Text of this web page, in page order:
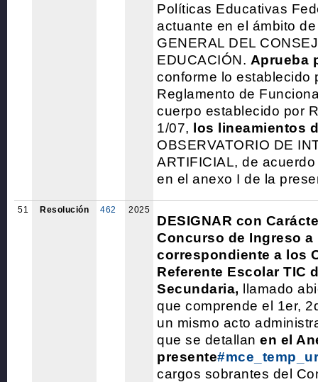
Políticas Educativas
actuante en el ámbito
GENERAL DEL
EDUCACIÓN. Aprueba
conforme lo establecido
Reglamento de
cuerpo establecido por
1/07,
los lineamientos
OBSERVATORIO DE
ARTIFICIAL, de
en el anexo I de la
51 Resolución 462 2025
DESIGNAR con
Concurso de Ingreso a
correspondiente a los
Referente Escolar TIC
Secundaria,
llamado
que comprende el 1er,
un mismo acto
que se detallan en el
presente
cargos sobrantes del